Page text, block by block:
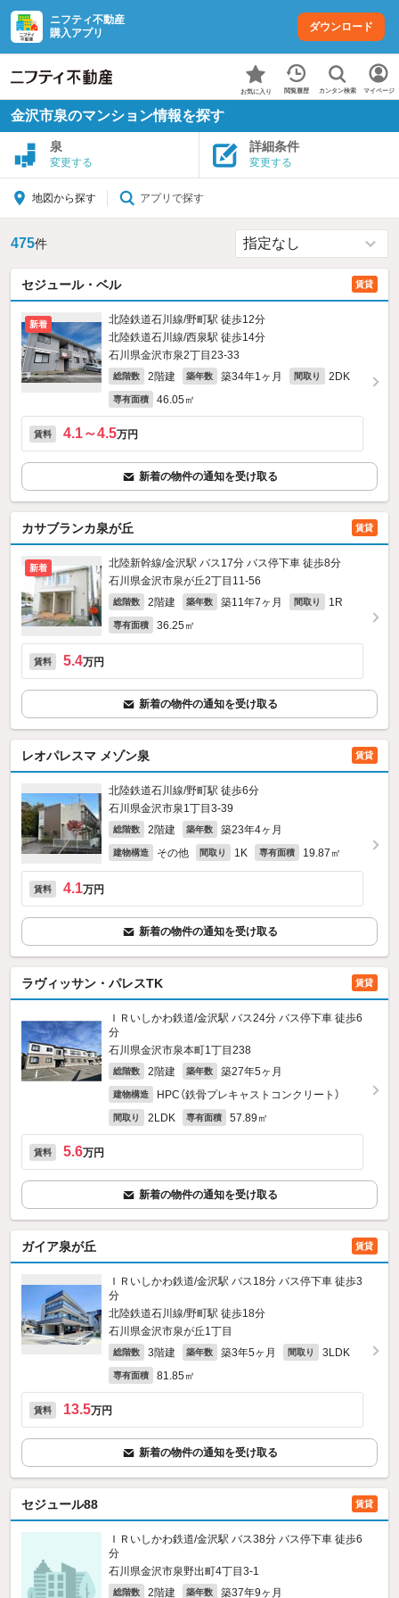
ニフティ不動産
購入アプリ
ダウンロード
お気に入り 閲覧履歴 カンタン検索 マイページ
金沢市泉のマンション情報を探す
泉
変更する
詳細条件
変更する
地図から探す アプリで探す
475件
セジュール・ベル 賃貸
新着
北陸鉄道石川線/野町駅 徒歩12分
北陸鉄道石川線/西泉駅 徒歩14分
石川県金沢市泉2丁目23-33
総階数 2階建 築年数 築34年1ヶ月 間取り 2DK
専有面積 46.05㎡
賃料 4.1～4.5万円
新着の物件の通知を受け取る
カサブランカ泉が丘 賃貸
新着
北陸新幹線/金沢駅 バス17分 バス停下車 徒歩8分
石川県金沢市泉が丘2丁目11-56
総階数 2階建 築年数 築11年7ヶ月 間取り 1R
専有面積 36.25㎡
賃料 5.4万円
新着の物件の通知を受け取る
レオパレスマ メゾン泉 賃貸
北陸鉄道石川線/野町駅 徒歩6分
石川県金沢市泉1丁目3-39
総階数 2階建 築年数 築23年4ヶ月
建物構造 その他 間取り 1K 専有面積 19.87㎡
賃料 4.1万円
新着の物件の通知を受け取る
ラヴィッサン・パレスTK 賃貸
ＩＲいしかわ鉄道/金沢駅 バス24分 バス停下車 徒歩6
分
石川県金沢市泉本町1丁目238
総階数 2階建 築年数 築27年5ヶ月
建物構造 HPC（鉄骨プレキャストコンクリート）
間取り 2LDK 専有面積 57.89㎡
賃料 5.6万円
新着の物件の通知を受け取る
ガイア泉が丘 賃貸
ＩＲいしかわ鉄道/金沢駅 バス18分 バス停下車 徒歩3
分
北陸鉄道石川線/野町駅 徒歩18分
石川県金沢市泉が丘1丁目
総階数 3階建 築年数 築3年5ヶ月 間取り 3LDK
専有面積 81.85㎡
賃料 13.5万円
新着の物件の通知を受け取る
セジュール88 賃貸
ＩＲいしかわ鉄道/金沢駅 バス38分 バス停下車 徒歩6
分
石川県金沢市泉野出町4丁目3-1
総階数 2階建 築年数 築37年9ヶ月